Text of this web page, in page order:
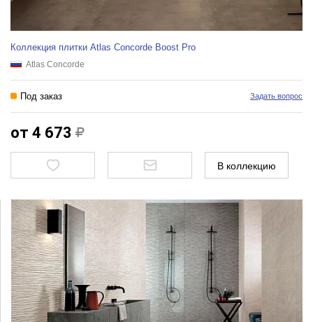
Коллекция плитки Atlas Concorde Boost Pro
Atlas Concorde
Под заказ Задать вопрос
от 4 673
В коллекцию